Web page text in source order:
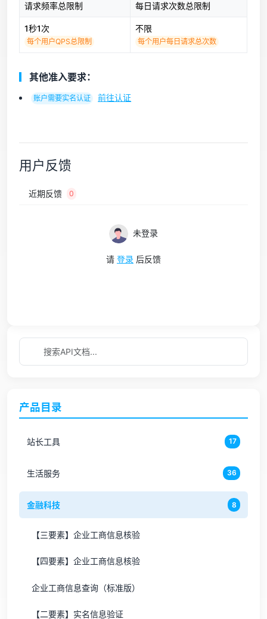
产品目录
站长工具 17
生活服务 36
金融科技 8
【三要素】企业工商信息核验
【四要素】企业工商信息核验
企业工商信息查询（标准版）
【二要素】实名信息验证
请求频率总限制 每日请求次数总限制
1秒1次
每个用户QPS总限制
不限
每个用户每日请求总次数
其他准入要求：
账户需要实名认证 前往认证
用户反馈
近期反馈 0
未登录
请 登录 后反馈